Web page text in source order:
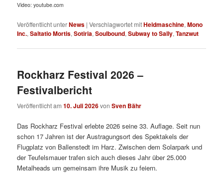
Video: youtube.com
Veröffentlicht unterNews |Verschlagwortet mitHeldmaschine,Mono
Inc.,Saltatio Mortis,Sotiria,Soulbound,Subway to Sally,Tanzwut
Rockharz Festival 2026 –
Festivalbericht
Veröffentlicht am10. Juli 2026vonSven Bähr
Das Rockharz Festival erlebte 2026 seine 33. Auflage. Seit nun
schon 17 Jahren ist der Austragungsort des Spektakels der
Flugplatz von Ballenstedt im Harz. Zwischen dem Solarpark und
der Teufelsmauer trafen sich auch dieses Jahr über 25.000
Metalheads um gemeinsam ihre Musik zu feiern.